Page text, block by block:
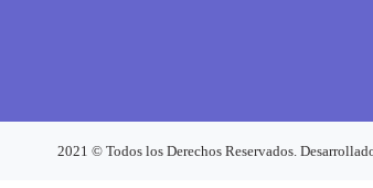
2021 © Todos los Derechos Reservados.